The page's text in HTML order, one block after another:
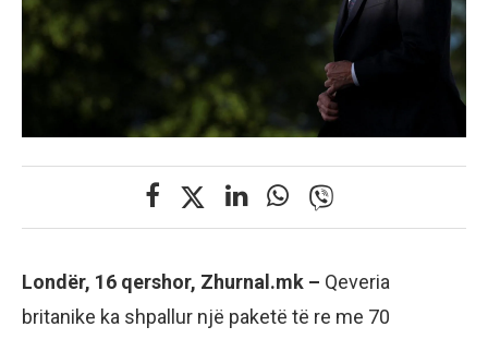
Londër, 16 qershor, Zhurnal.mk – Qeveria
britanike ka shpallur një paketë të re me 70